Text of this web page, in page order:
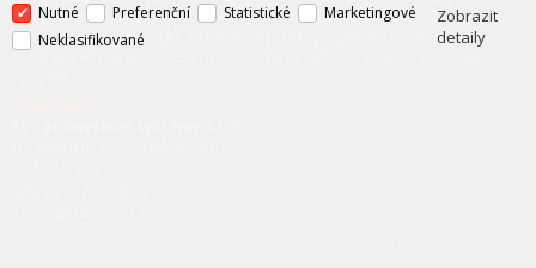
zastupující významné výrobce v oblasti průmyslové automatizace a
telekomunikační techniky. Společnost je též významným vývojářem a
integrátorem se specializací na systémy strojového vidění a pokročilé
Nutné Preferenční Statistické
Marketingové
Neklasifikované
Zobrazit
detaily